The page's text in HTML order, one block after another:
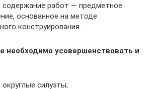
содержание работ — предметное
основанное на методе
конструирования.
необходимо усовершенствовать и
силуэты;